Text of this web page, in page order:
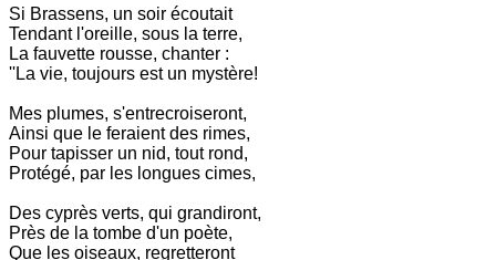
Si Brassens, un soir écoutait
Tendant l'oreille, sous la terre,
La fauvette rousse, chanter :
''La vie, toujours est un mystère!
Mes plumes, s'entrecroiseront,
Ainsi que le feraient des rimes,
Pour tapisser un nid, tout rond,
Protégé, par les longues cimes,
Des cyprès verts, qui grandiront,
Près de la tombe d'un poète,
Que les oiseaux, regretteront